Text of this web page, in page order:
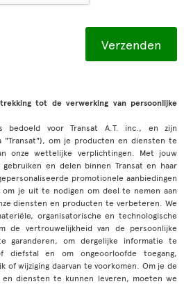
tot de verwerking van persoonlijke
bedoeld voor Transat A.T. inc., en zijn
"Transat"), om je producten en diensten te
onze wettelijke verplichtingen. Met jouw
en delen binnen Transat en haar
promotionele aanbiedingen
je uit te nodigen om deel te nemen aan
diensten en producten te verbeteren. We
organisatorische en technologische
de vertrouwelijkheid van de persoonlijke
garanderen, om dergelijke informatie te
diefstal en om ongeoorloofde toegang,
of wijziging daarvan te voorkomen. Om je de
diensten te kunnen leveren, moeten we